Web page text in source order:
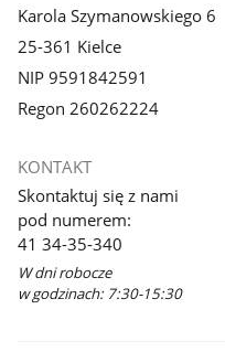
Karola Szymanowskiego 6
25-361 Kielce
NIP 9591842591
Regon 260262224
KONTAKT
Skontaktuj się z nami
pod numerem:
41 34-35-340
W dni robocze
w godzinach: 7:30-15:30